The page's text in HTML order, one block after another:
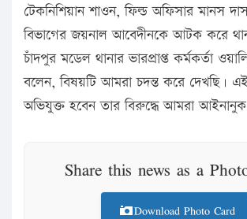
টেকনিশিয়ান শাওন, ফিল্ড অফিসার মানস
বিভাগের জয়নাল আবেদীনকে আটক করে
চাঁদপুর মডেল থানার ভারপ্রাপ্ত কর্মকর্তা
বলেন, বিষয়টি আমরা চদন্ত করে দেখছি।
অভিযুক্ত হবেন তার বিরুদ্ধে আমরা আইনানুক
Share this news as a
Download Photo Card